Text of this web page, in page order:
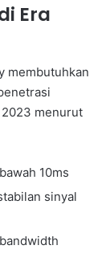
Era
membutuhkan
2023 menurut
10ms
sinyal